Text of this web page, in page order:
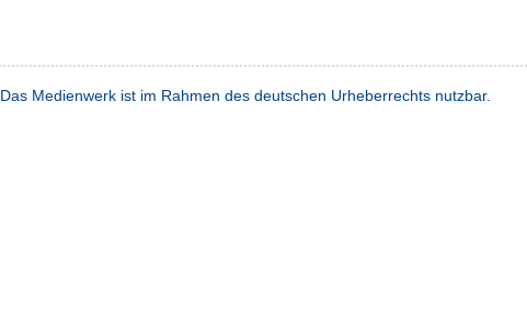
Das Medienwerk ist im Rahmen des deutschen Urheberrechts nutzbar.